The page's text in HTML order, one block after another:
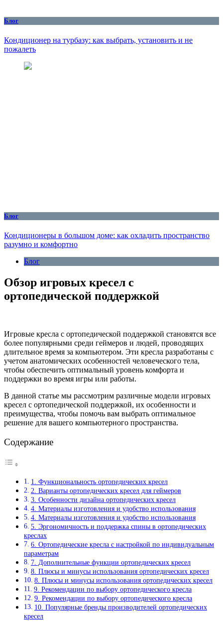
Блог
Кондиционер на турбазу: как выбрать, установить и не
пожалеть
Блог
Кондиционеры в большом доме: как охладить пространство
разумно и комфортно
Блог
Обзор игровых кресел с
ортопедической поддержкой
Игровые кресла с ортопедической поддержкой становятся все
более популярными среди геймеров и людей, проводящих
длительное время за компьютером. Эти кресла разработаны с
учетом анатомических особенностей человеческого тела,
чтобы обеспечить оптимальный уровень комфорта и
поддержки во время игры или работы.
В данной статье мы рассмотрим различные модели игровых
кресел с ортопедической поддержкой, их особенности и
преимущества, чтобы помочь вам выбрать оптимальное
решение для вашего компьютерного пространства.
Содержание
1. Функциональность ортопедических кресел
2. Варианты ортопедических кресел для геймеров
3. Особенности дизайна ортопедических кресел
4. Материалы изготовления и удобство использования
4. Материалы изготовления и удобство использования
5. Эргономичность и поддержка спины в ортопедических
креслах
6. Ортопедические кресла с настройкой по индивидуальным
параметрам
7. Дополнительные функции ортопедических кресел
8. Плюсы и минусы использования ортопедических кресел
8. Плюсы и минусы использования ортопедических кресел
9. Рекомендации по выбору ортопедического кресла
9. Рекомендации по выбору ортопедического кресла
10. Популярные бренды производителей ортопедических
кресел